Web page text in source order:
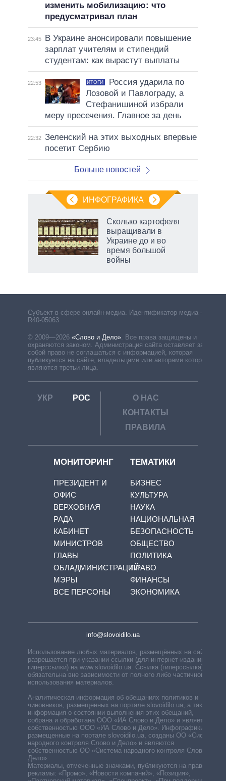
изменить мобилизацию: что
предусматривал план
23:45
В Украине анонсировали повышение
зарплат учителям и стипендий
студентам: как вырастут выплаты
22:53 ИТОГИ
Россия ударила по
Лозовой и Павлограду, а
Стефанишиной избрали
меру пресечения. Главное за день
22:32 Зеленский на этих выходных впервые
посетит Сербию
Больше новостей
ИНФОГРАФИКА
Сколько картофеля
выращивали в
Украине до и во
время большой
войны
Субъект в сфере онлайн-медиа. Идентификатор медиа –
R40-05063
© 2009—2026 «Слово и Дело». Все права защищены и
охраняются законом. Администрация сайта оставляет за
собой право не соглашаться с информацией, которая
публикуется на сайте, владельцами или авторами которой
являются третьи лица.
УКР РОС
О НАС
КОНТАКТЫ
ПРАВИЛА
МОНИТОРИНГ
ПРЕЗИДЕНТ И
ОФИС
ВЕРХОВНАЯ
РАДА
КАБИНЕТ
МИНИСТРОВ
ГЛАВЫ
ОБЛАДМИНИСТРАЦИЙ
МЭРЫ
ВСЕ ПЕРСОНЫ
ТЕМАТИКИ
БИЗНЕС
КУЛЬТУРА
НАУКА
НАЦИОНАЛЬНАЯ
БЕЗОПАСНОСТЬ
ОБЩЕСТВО
ПОЛИТИКА
ПРАВО
ФИНАНСЫ
ЭКОНОМИКА
info@slovoidilo.ua
Использование любых материалов, размещённых на сайте,
разрешается при указании ссылки (для интернет-изданий —
гиперссылки) на www.slovoidilo.ua. Ссылка (гиперссылка)
обязательна вне зависимости от полного либо частичного
использования материалов.
Аналитическая информация об обещаниях политиков и
чиновников, размещенных на портале slovoidilo.ua, а также
информация о состоянии выполнения этих обещаний,
собрана и обработана ООО «ИА Слово и Дело» и является
собственностью ООО «ИА Слово и Дело». Инфографики,
размещенные на портале slovoidilo.ua, созданы ОО «Система
народного контроля Слово и Дело» и являются
собственностью ОО «Система народного контроля Слово и
Дело».
Материалы, отмеченные значками, публикуются на правах
рекламы: «Промо», «Новости компаний», «Позиция»,